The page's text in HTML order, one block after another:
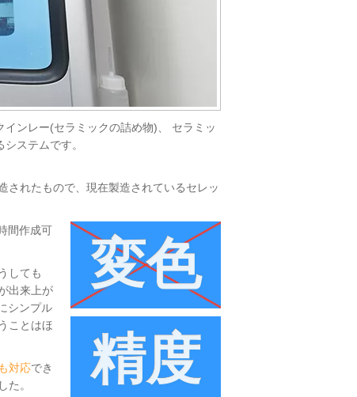
ンレー(セラミックの詰め物)、 セラミッ
ステムです。
されたもので、現在製造されているセレッ
変色
精度
間作成可
しても
出来上が
シンプル
ことはほ
対応でき
た。